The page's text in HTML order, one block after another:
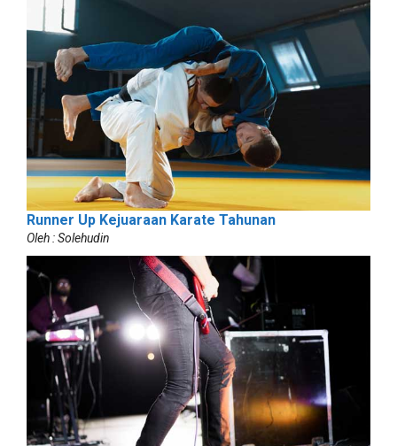
Runner Up Kejuaraan Karate Tahunan
Oleh : Solehudin